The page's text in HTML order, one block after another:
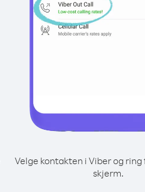
Velge kontakten i Viber og
skjerm.